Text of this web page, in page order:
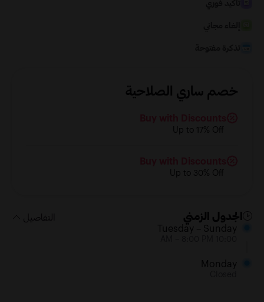
خصم ساري الصلاحية
Up to 17% Off
Up to 30% Off
الجدول الزمني
التفاصيل
Tuesday – Sunday
Monday